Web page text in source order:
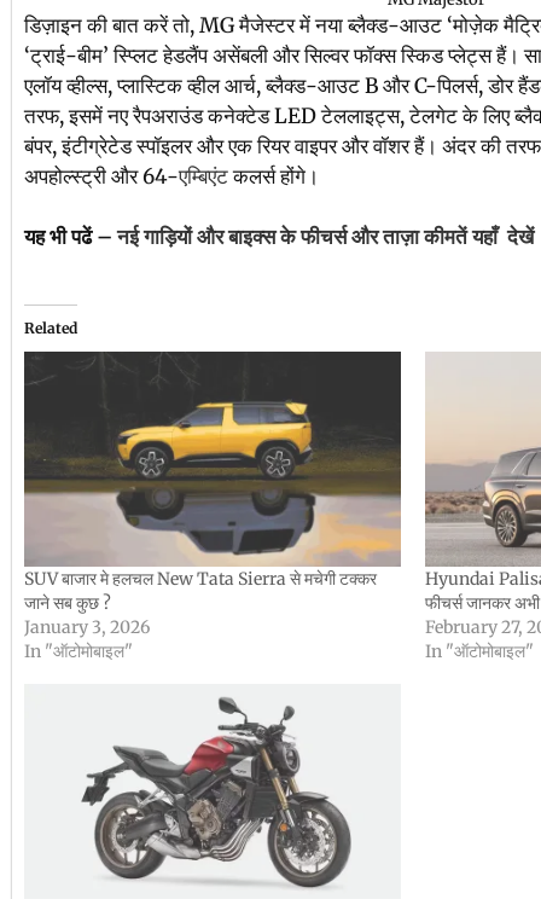
डिज़ाइन की बात करें तो, MG मैजेस्टर में नया ब्लैक्ड-आउट ‘मोज़ेक
‘ट्राई-बीम’ स्प्लिट हेडलैंप असेंबली और सिल्वर फॉक्स स्किड प्लेट्स
एलॉय व्हील्स, प्लास्टिक व्हील आर्च, ब्लैक्ड-आउट B और C-पिलर्स, डोर
तरफ, इसमें नए रैपअराउंड कनेक्टेड LED टेललाइट्स, टेलगेट के लिए ब्लैक
बंपर, इंटीग्रेटेड स्पॉइलर और एक रियर वाइपर और वॉशर हैं। अंदर की
अपहोल्स्ट्री और 64-एम्बिएंटकलर्स होंगे।
यह भी पढें –नई गाड़ियों और बाइक्स के फीचर्स और ताज़ा कीमतें यहाँ देखें
Related
SUV बाजार मे हलचल New Tata Sierra से मचेगी टक्कर
जाने सब कुछ ?
January 3, 2026
In "ऑटोमोबाइल"
Hyundai
फीचर्स जानकर
February 27,
In "ऑटोमोबाइल"